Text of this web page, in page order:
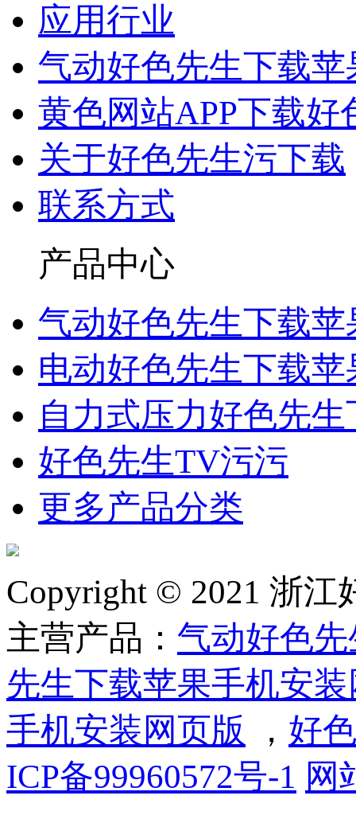
应用行业
气动好色先生下载
黄色网站APP下载好
关于好色先生污下载
联系方式
产品中心
气动好色先生下载
电动好色先生下载
自力式压力好色先
好色先生TV污污
更多产品分类
Copyright © 2021 浙
主营产品： 气动好色
先生下载苹果手机安
手机安装网页版
， 好
ICP备99960572号-1 网